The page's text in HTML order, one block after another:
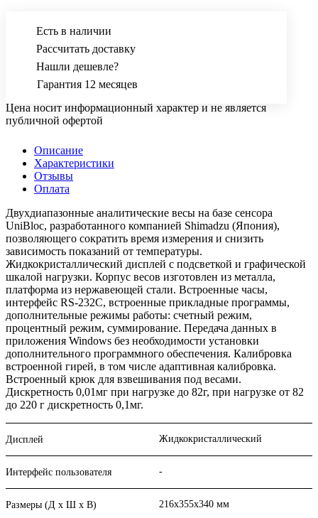
Есть в наличии
Рассчитать доставку
Нашли дешевле?
Гарантия 12 месяцев
Цена носит информационный характер и не является
публичной офертой
Описание
Характеристики
Отзывы
Оплата
Двухдиапазонные аналитические весы на базе сенсора
UniBloc, разработанного компанией Shimadzu (Япония),
позволяющего сократить время измерения и снизить
зависимость показаний от температуры.
Жидкокристаллический дисплей с подсветкой и графической
шкалой нагрузки. Корпус весов изготовлен из металла,
платформа из нержавеющей стали. Встроенные часы,
интерфейс RS-232С, встроенные прикладные программы,
дополнительные режимы работы: счетный режим,
процентный режим, суммирование. Передача данных в
приложения Windows без необходимости установки
дополнительного программного обеспечения. Калибровка
встроенной гирей, в том числе адаптивная калибровка.
Встроенный крюк для взвешивания под весами.
Дискретность 0,01мг при нагрузке до 82г, при нагрузке от 82
до 220 г дискретность 0,1мг.
Дисплей Жидкокристаллический
Интерфейс пользователя -
Размеры (Д х Ш х В) 216х355х340 мм